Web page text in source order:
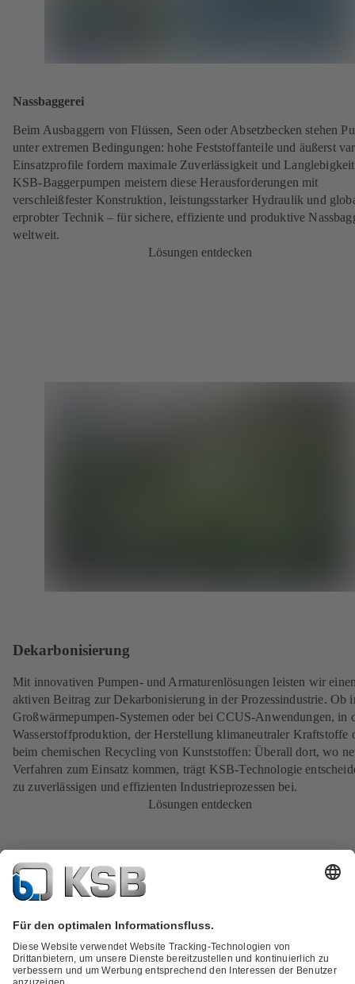
Nassbaggerei
Beim Ausbaggern von Flüssen, Seen oder Absetzbecken stehen
unter extremen Bedingungen: hohe Feststoffanteile und äußerst
Einsatzprofile fordern maximale Zuverlässigkeit und
KSB-Baggerpumpen meistern diese Herausforderungen mit
verschleißfester Konstruktion, leistungsstarker Hydraulik und
erprobter Technik – für sichere, effiziente und produktive
weltweit.
Lösungen entdecken
Dekarbonisierung
Mit innovativen Pumpen- und Armaturenlösungen leisten wir
aktiven Beitrag zur Dekarbonisierung in der Prozessindustrie. Ob
Großwärmepumpen-Systemen oder bei CCUS-Anwendungen, in
Wasserstoffproduktion, der Herstellung klimaneutraler Kraftstoffe
beim chemischen Recycling von Kunststoffen: Überall dort, wo
Verfahren zum Einsatz kommen, trägt KSB-Technologie
zu zuverlässigen und effizienten Industrieprozessen bei.
Lösungen entdecken